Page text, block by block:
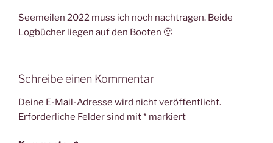
Seemeilen 2022 muss ich noch nachtragen. Beide
Logbücher liegen auf den Booten 🙂
Schreibe einen Kommentar
Deine E-Mail-Adresse wird nicht veröffentlicht.
Erforderliche Felder sind mit* markiert